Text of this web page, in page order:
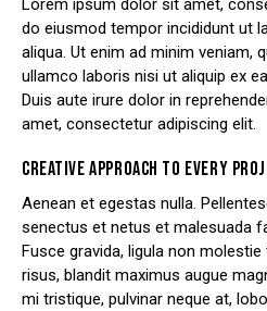
Lorem ipsum dolor sit amet,
do eiusmod tempor incididunt ut
aliqua. Ut enim ad minim veniam,
ullamco laboris nisi ut aliquip ex
Duis aute irure dolor in
amet, consectetur adipiscing elit.
CREATIVE APPROACH TO EVERY
Aenean et egestas nulla.
senectus et netus et malesuada
Fusce gravida, ligula non
risus, blandit maximus augue
mi tristique, pulvinar neque at,